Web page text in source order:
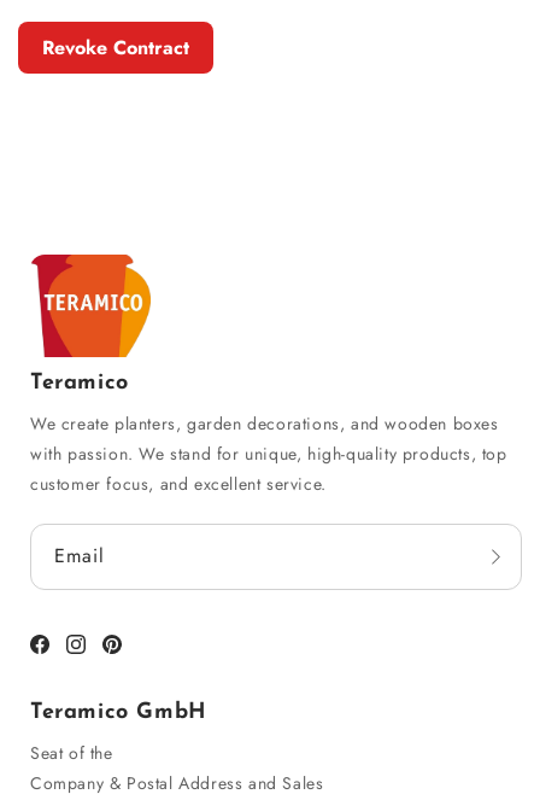
Revoke Contract
Teramico
We create planters, garden decorations, and wooden boxes
with passion. We stand for unique, high-quality products, top
customer focus, and excellent service.
Email
Facebook
InstagramPinterest
Teramico GmbH
Seat of the
Company & Postal Address and Sales